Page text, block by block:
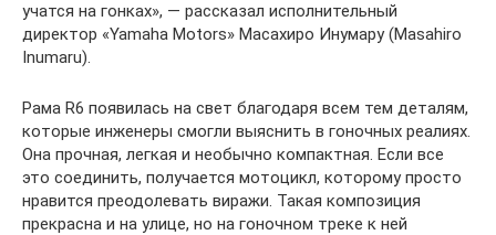
учатся на гонках», — рассказал исполнительный
директор «Yamaha Motors» Масахиро Инумару (Masahiro
Inumaru).
Рама R6 появилась на свет благодаря всем тем деталям,
которые инженеры смогли выяснить в гоночных реалиях.
Она прочная, легкая и необычно компактная. Если все
это соединить, получается мотоцикл, которому просто
нравится преодолевать виражи. Такая композиция
прекрасна и на улице, но на гоночном треке к ней